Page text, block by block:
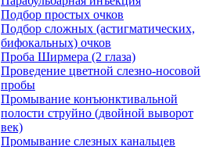
Подбор простых очков
Подбор сложных (астигматических,
бифокальных) очков
Проба Ширмера (2 глаза)
Проведение цветной слезно-носовой
пробы
Промывание конъюнктивальной
полости струйно (двойной выворот
век)
Промывание слезных канальцев